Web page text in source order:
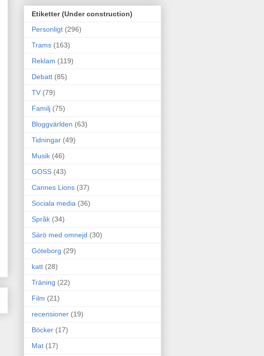
Etiketter (Under construction)
Personligt (296)
Trams (163)
Reklam (119)
Debatt (85)
TV (79)
Familj (75)
Bloggvärlden (63)
Tidningar (49)
Musik (46)
GOSS (43)
Cannes Lions (37)
Sociala media (36)
Språk (34)
Särö med omnejd (30)
Göteborg (29)
katt (28)
Träning (22)
Film (21)
recensioner (19)
Böcker (17)
Mat (17)